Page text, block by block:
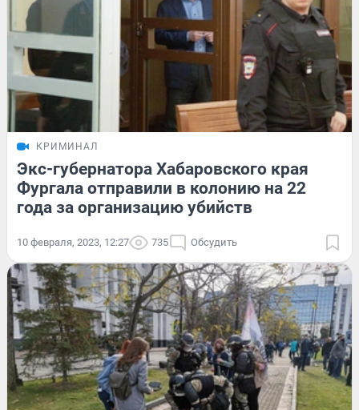
КРИМИНАЛ
Экс-губернатора Хабаровского края
Фургала отправили в колонию на 22
года за организацию убийств
10 февраля, 2023, 12:27 735 Обсудить